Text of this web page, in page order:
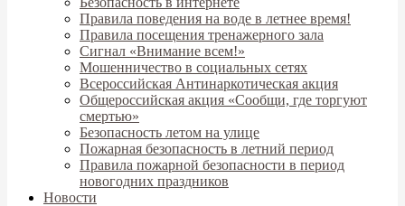
Правила поведения на воде в летнее время!
Правила посещения тренажерного зала
Сигнал «Внимание всем!»
Мошенничество в социальных сетях
Всероссийская Антинаркотическая акция
Общероссийская акция «Сообщи, где торгуют
смертью»
Безопасность летом на улице
Пожарная безопасность в летний период
Правила пожарной безопасности в период
новогодних праздников
Новости